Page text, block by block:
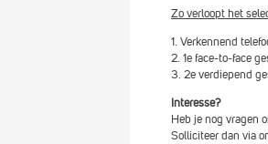
Zo verloopt het
Verkennend
1e face-to-face
2e verdiepend
Interesse?
Heb je nog vragen
Solliciteer dan via